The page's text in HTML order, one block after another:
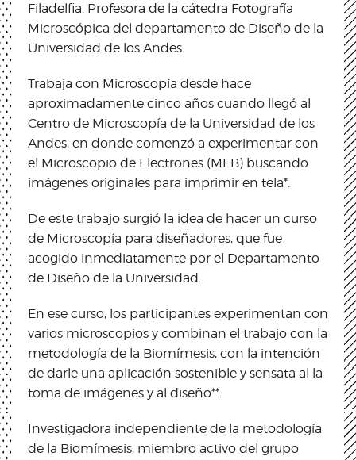
Filadelfia. Profesora de la cátedra Fotografía
Microscópica del departamento de Diseño de la
Universidad de los Andes.
Trabaja con Microscopía desde hace
aproximadamente cinco años cuando llegó al
Centro de Microscopía de la Universidad de los
Andes, en donde comenzó a experimentar con
el Microscopio de Electrones (MEB) buscando
imágenes originales para imprimir en tela*.
De este trabajo surgió la idea de hacer un curso
de Microscopía para diseñadores, que fue
acogido inmediatamente por el Departamento
de Diseño de la Universidad.
En ese curso, los participantes experimentan con
varios microscopios y combinan el trabajo con la
metodología de la Biomímesis, con la intención
de darle una aplicación sostenible y sensata al la
toma de imágenes y al diseño**.
Investigadora independiente de la metodología
de la Biomímesis, miembro activo del grupo